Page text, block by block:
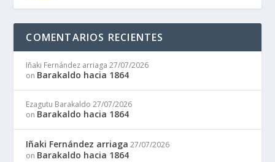
COMENTARIOS RECIENTES
Iñaki Fernández arriaga 27/07/2026
on Barakaldo hacia 1864
Ezagutu Barakaldo 27/07/2026
on Barakaldo hacia 1864
Iñaki Fernández arriaga 27/07/2026
on Barakaldo hacia 1864